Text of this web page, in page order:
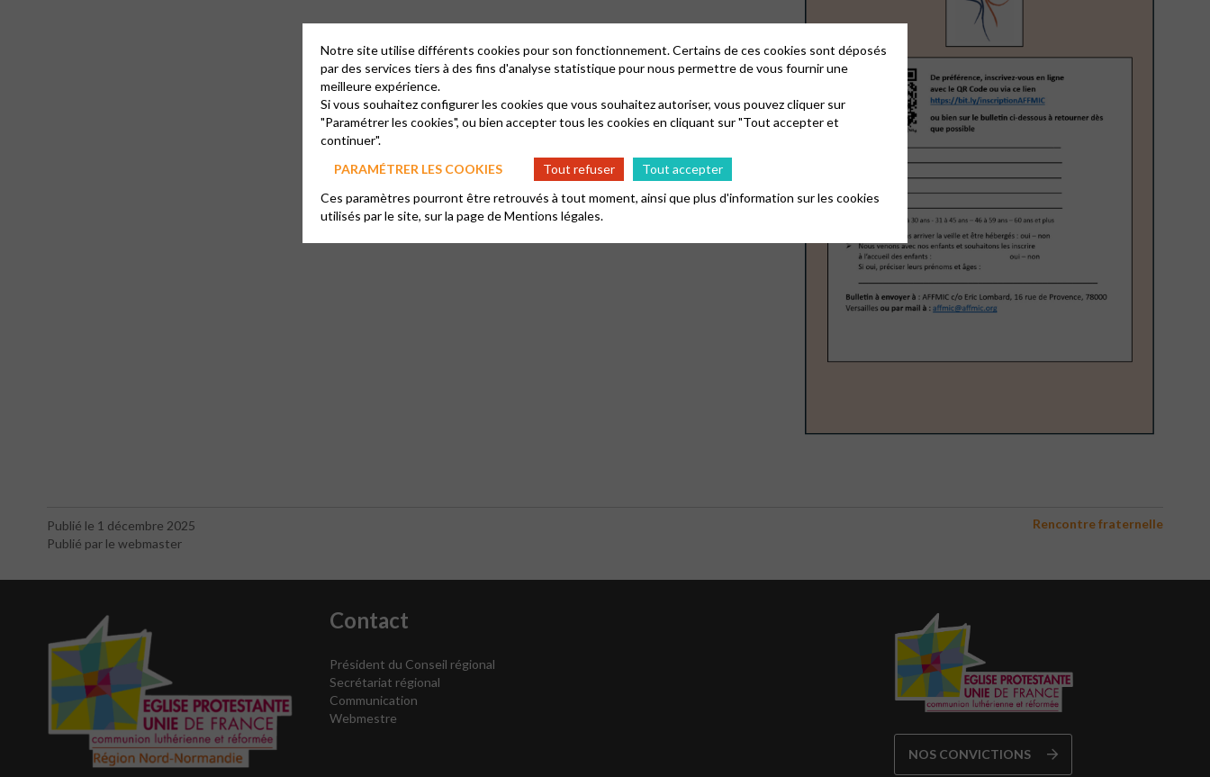
Publié le 1 décembre 2025
Publié par le webmaster
Rencontre fraternelle
Contact
Président du Conseil régional
Secrétariat régional
Communication
Webmestre
NOS CONVICTIONS
Notre site utilise différents cookies pour son fonctionnement. Certains de ces cookies sont déposés
par des services tiers à des fins d'analyse statistique pour nous permettre de vous fournir une
meilleure expérience.
Si vous souhaitez configurer les cookies que vous souhaitez autoriser, vous pouvez cliquer sur
"Paramétrer les cookies", ou bien accepter tous les cookies en cliquant sur "Tout accepter et
continuer".
PARAMÉTRER LES COOKIES
Tout refuser
Tout accepter
Ces paramètres pourront être retrouvés à tout moment, ainsi que plus d'information sur les cookies
utilisés par le site, sur la page deMentions légales.